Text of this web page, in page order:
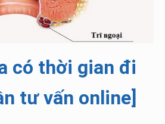
có thời gian đi
tư vấn online]